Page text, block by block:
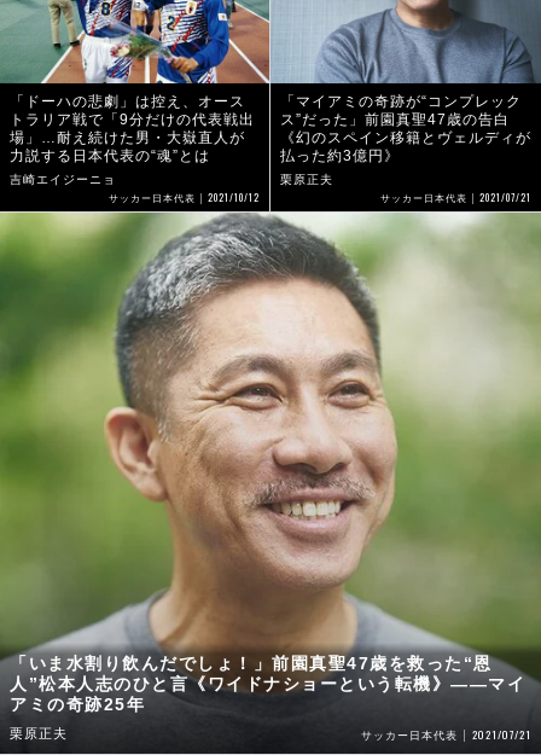
「ドーハの悲劇」は控え、オース
トラリア戦で「9分だけの代表戦出
場」…耐え続けた男・大嶽直人が
力説する日本代表の“魂”とは
吉崎エイジーニョ
サッカー日本代表 2021/10/12
「マイアミの奇跡が“コンプレック
ス”だった」前園真聖47歳の告白
《幻のスペイン移籍とヴェルディが
払った約3億円》
栗原正夫
サッカー日本代表 2021/07/21
「いま水割り飲んだでしょ！」前園真聖47歳を救った“恩
人”松本人志のひと言《ワイドナショーという転機》――マイ
アミの奇跡25年
栗原正夫 サッカー日本代表 2021/07/21